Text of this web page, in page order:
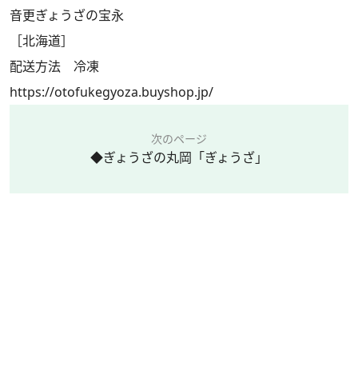
音更ぎょうざの宝永
［北海道］
配送方法 冷凍
https://otofukegyoza.buyshop.jp/
次のページ
◆ぎょうざの丸岡「ぎょうざ」